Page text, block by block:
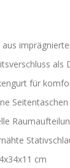
als
für
cm